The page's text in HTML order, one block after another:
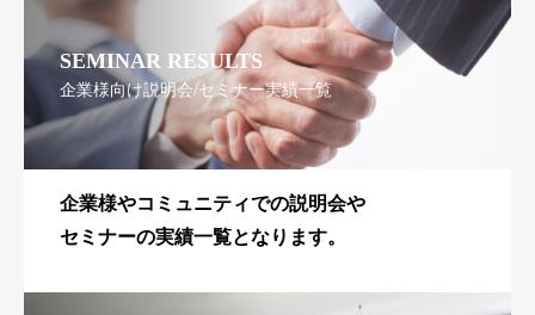
SEMINAR RESULTS
企業様向け説明会/セミナー実績一覧
企業様やコミュニティでの説明会や
セミナーの実績一覧となります。